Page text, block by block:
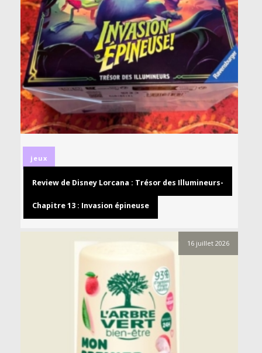
jeux
Review de Disney Lorcana : Trésor des Illumineurs-
Chapitre 13 : Invasion épineuse
16 juillet 2026